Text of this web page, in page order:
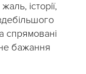
історії,
спрямовані
бажання